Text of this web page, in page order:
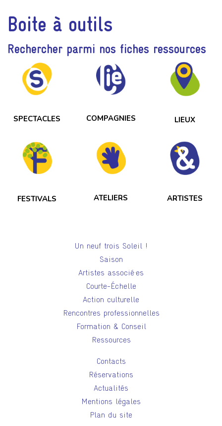
Boite à outils
Rechercher parmi nos fiches ressources
SPECTACLES COMPAGNIES LIEUX
FESTIVALS ATELIERS ARTISTES
Un neuf trois Soleil !
Saison
Artistes associé·es
Courte-Échelle
Action culturelle
Rencontres professionnelles
Formation & Conseil
Ressources
Contacts
Réservations
Actualités
Mentions légales
Plan du site